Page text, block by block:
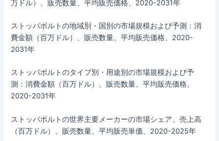
万ドル）、販売数量、平均販売価格、2020-2031年
ストッパボルトの地域別・国別の市場規模および予測：消
費金額（百万ドル）、販売数量、平均販売価格、2020-
2031年
ストッパボルトのタイプ別・用途別の市場規模および予
測：消費金額（百万ドル）、販売数量、平均販売価格、
2020-2031年
ストッパボルトの世界主要メーカーの市場シェア、売上高
（百万ドル）、販売数量、平均販売単価、2020-2025年